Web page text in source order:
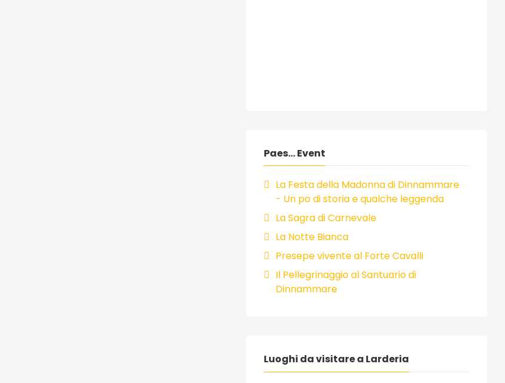
Paes... Event
La Festa della Madonna di Dinnammare
- Un po di storia e qualche leggenda
La Sagra di Carnevale
La Notte Bianca
Presepe vivente al Forte Cavalli
Il Pellegrinaggio al Santuario di
Dinnammare
Luoghi da visitare a Larderia